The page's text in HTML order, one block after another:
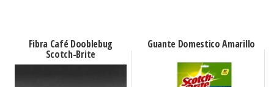
Fibra Café Dooblebug
Scotch-Brite
Guante Domestico Amarillo